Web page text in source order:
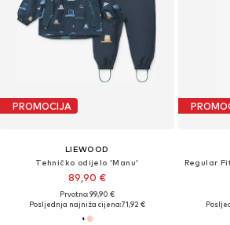
PROMOCIJA
LIEWOOD
Tehničko odijelo 'Manu'
89,90 €
Prvotno: 99,90 €
Posljednja najniža cijena:71,92 €